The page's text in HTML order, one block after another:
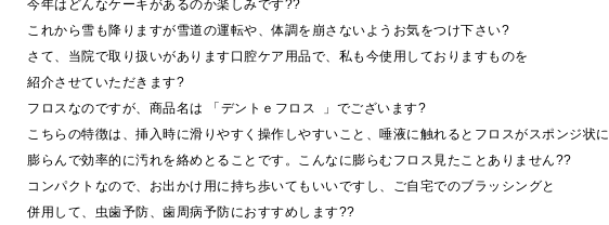
今年はどんなケーキがあるのか楽しみです??
これから雪も降りますが雪道の運転や、体調を崩さないようお気をつけ下さい?
さて、当院で取り扱いがあります口腔ケア用品で、私も今使用しておりますものを
紹介させていただきます?
フロスなのですが、商品名は 「デントｅフロス 」でございます?
こちらの特徴は、挿入時に滑りやすく操作しやすいこと、唾液に触れるとフロスがスポンジ状に
膨らんで効率的に汚れを絡めとることです。こんなに膨らむフロス見たことありません??
コンパクトなので、お出かけ用に持ち歩いてもいいですし、ご自宅でのブラッシングと
併用して、虫歯予防、歯周病予防におすすめします??